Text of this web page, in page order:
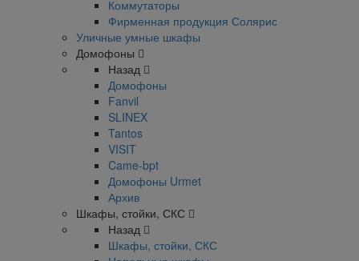
Коммутаторы
Фирменная продукция Солярис
Уличные умные шкафы
Домофоны
Назад
Домофоны
Fanvil
SLINEX
Tantos
VISIT
Came-bpt
Домофоны Urmet
Архив
Шкафы, стойки, СКС
Назад
Шкафы, стойки, СКС